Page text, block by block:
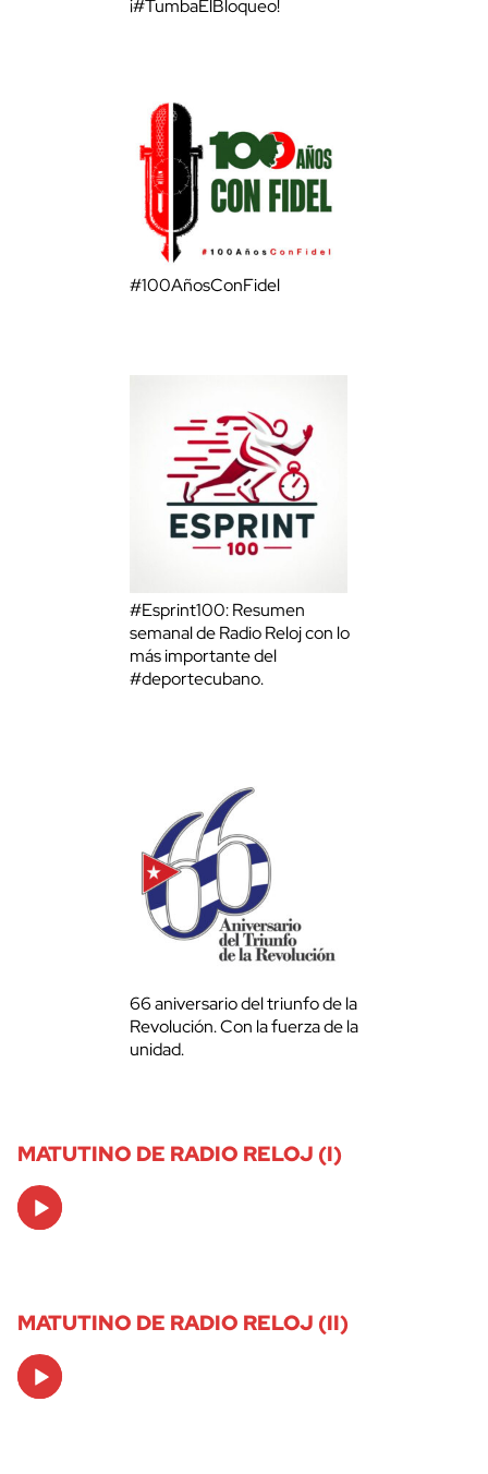
¡#TumbaElBloqueo!
#100AñosConFidel
#Esprint100: Resumen
semanal de Radio Reloj con lo
más importante del
#deportecubano.
66 aniversario del triunfo de la
Revolución. Con la fuerza de la
unidad.
MATUTINO DE RADIO RELOJ (I)
Audio
Player
MATUTINO DE RADIO RELOJ (II)
Audio
Player